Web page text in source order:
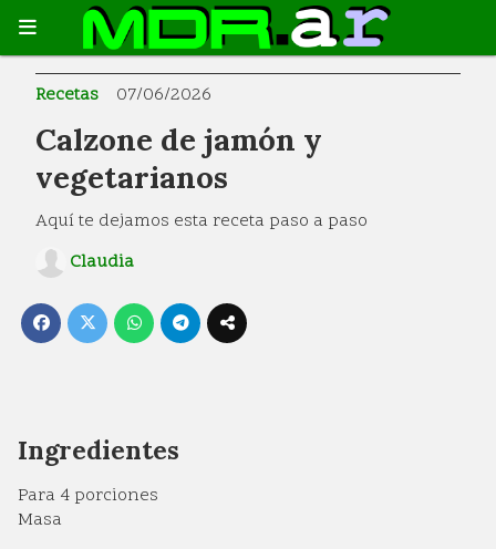
Calzone de jamón y
vegetarianos
Aquí te dejamos esta receta paso a paso
Recetas 07/06/2026
Claudia
Ingredientes
Para 4 porciones
Masa